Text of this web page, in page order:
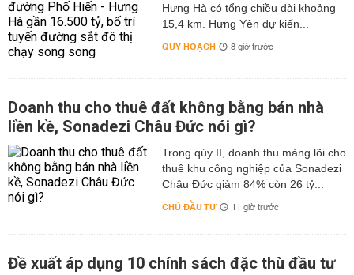
Hưng Hà có tổng chiều dài khoảng
15,4 km. Hưng Yên dự kiến...
QUY HOẠCH 8 giờ trước
Doanh thu cho thuê đất không bằng bán nhà
liền kề, Sonadezi Châu Đức nói gì?
Trong qúy II, doanh thu mảng lõi cho
thuê khu công nghiệp của Sonadezi
Châu Đức giảm 84% còn 26 tỷ...
CHỦ ĐẦU TƯ 11 giờ trước
Đề xuất áp dụng 10 chính sách đặc thù đầu tư